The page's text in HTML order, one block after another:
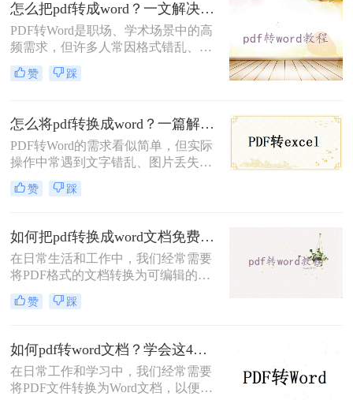
编辑和修改。那么pdf如何转word呢？
本文将详细介绍四种将PDF转换为
Word的高效方法。
怎么把pdf转成word？一文解决所有转换难题！
PDF转Word是职场、学术场景中的高
频需求，但许多人常因格式错乱、图
片丢失、扫描件无法编辑等问题而头
疼。那么怎么把pdf转成word呢？本文
处理等复杂需求，并附赠提升转换质
量的独家技巧。
赞 踩
怎么将pdf转换成word？一篇解决所有痛点的终极指南！
PDF转Word的需求看似简单，但实际
操作中常遇到文字错乱、图片丢失、
表格变形等问题。那么怎么将pdf转换
成word呢？本文将从基础操作、专业
修复五大维度，提供一套零门槛到高
阶的完整解决方案，助你轻松应对各
类PDF转换难题。
赞 踩
如何把pdf转换成word文档免费？这3种转换方法可以尝试！
在日常生活和工作中，我们经常需要
将PDF格式的文档转换为可编辑的
Word文档。虽然市面上有很多付费的
PDF转换工具，但也有一些免费的方
转换成word文档免费呢？本文将介绍
三种免费将PDF转换成Word文档的方
法。
赞 踩
如何pdf转word文档？学会这4个转换方法就够了！
在日常工作和学习中，我们经常需要
将PDF文件转换为Word文档，以便进